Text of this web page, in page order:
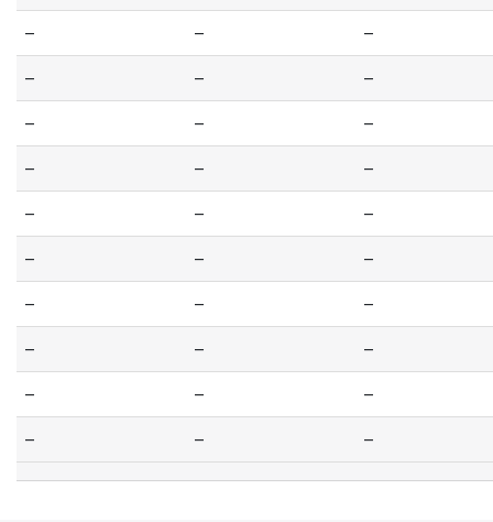
-- -- --
-- -- --
-- -- --
-- -- --
-- -- --
-- -- --
-- -- --
-- -- --
-- -- --
-- -- --